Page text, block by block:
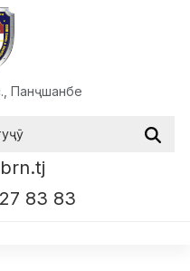
Панҷшанбе
83 83